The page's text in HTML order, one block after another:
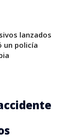
lanzados
un policía